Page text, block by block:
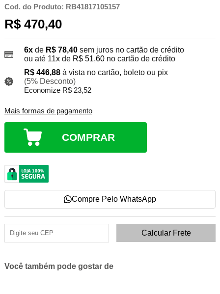
Cod. do Produto: RB41817105157
R$ 470,40
6xde R$ 78,40 sem juros no cartão de crédito
ou até 11xde R$ 51,60no cartão de crédito
R$ 446,88 à vista no cartão, boleto ou pix
(5% Desconto)
Economize R$ 23,52
Mais formas de pagamento
COMPRAR
Compre Pelo WhatsApp
Você também pode gostar de